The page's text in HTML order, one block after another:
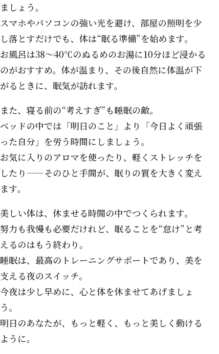
ましょう。
スマホやパソコンの強い光を避け、部屋の照明を少
し落とすだけでも、体は“眠る準備”を始めます。
お風呂は38〜40℃のぬるめのお湯に10分ほど浸かる
のがおすすめ。体が温まり、その後自然に体温が下
がるときに、眠気が訪れます。
また、寝る前の“考えすぎ”も睡眠の敵。
ベッドの中では「明日のこと」より「今日よく頑張
った自分」を労う時間にしましょう。
お気に入りのアロマを使ったり、軽くストレッチを
したり——そのひと手間が、眠りの質を大きく変え
ます。
美しい体は、休ませる時間の中でつくられます。
努力も我慢も必要だけれど、眠ることを“怠け”と考
えるのはもう終わり。
睡眠は、最高のトレーニングサポートであり、美を
支える夜のスイッチ。
今夜は少し早めに、心と体を休ませてあげましょ
う。
明日のあなたが、もっと軽く、もっと美しく動ける
ように。